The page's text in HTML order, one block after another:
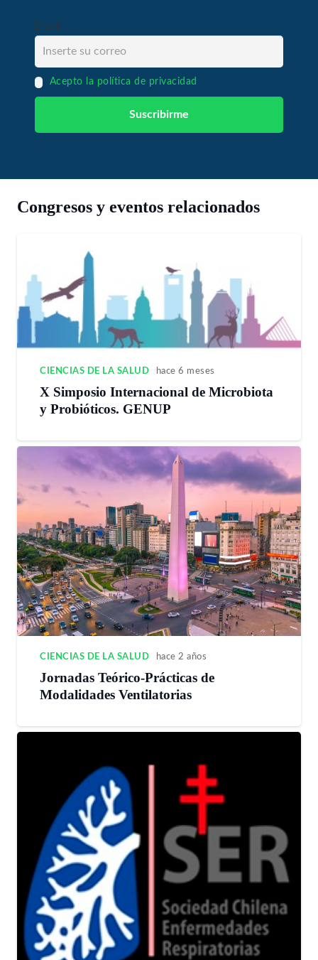
Email
Acepto la política de privacidad
Congresos y eventos relacionados
CIENCIAS DE LA SALUD hace 6 meses
X Simposio Internacional de Microbiota
y Probióticos. GENUP
CIENCIAS DE LA SALUD hace 2 años
Jornadas Teórico-Prácticas de
Modalidades Ventilatorias